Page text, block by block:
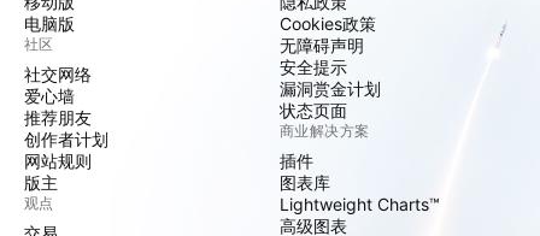
电脑版
社区
社交网络
爱心墙
推荐朋友
创作者计划
网站规则
版主
观点
Cookies政策
无障碍声明
安全提示
漏洞赏金计划
状态页面
商业解决方案
插件
图表库
Lightweight Charts™
高级图表